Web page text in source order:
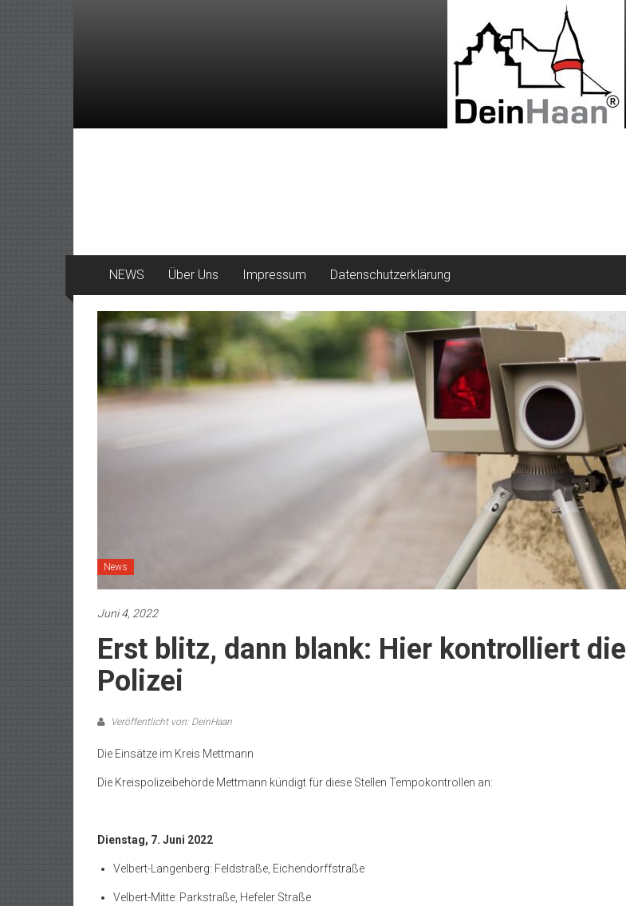
NEWS Über Uns Impressum Datenschutzerklärung
News
Juni 4, 2022
Erst blitz, dann blank: Hier kontrolliert die
Polizei
Veröffentlicht von: DeinHaan
Die Einsätze im Kreis Mettmann
Die Kreispolizeibehörde Mettmann kündigt für diese Stellen Tempokontrollen an:
Dienstag, 7. Juni 2022
Velbert-Langenberg: Feldstraße, Eichendorffstraße
Velbert-Mitte: Parkstraße, Hefeler Straße